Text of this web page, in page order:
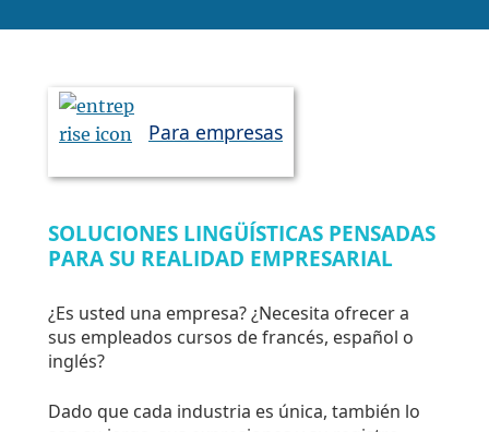
Para empresas
SOLUCIONES LINGÜÍSTICAS PENSADAS
PARA SU REALIDAD EMPRESARIAL
¿Es usted una empresa? ¿Necesita ofrecer a
sus empleados cursos de francés, español o
inglés?
Dado que cada industria es única, también lo